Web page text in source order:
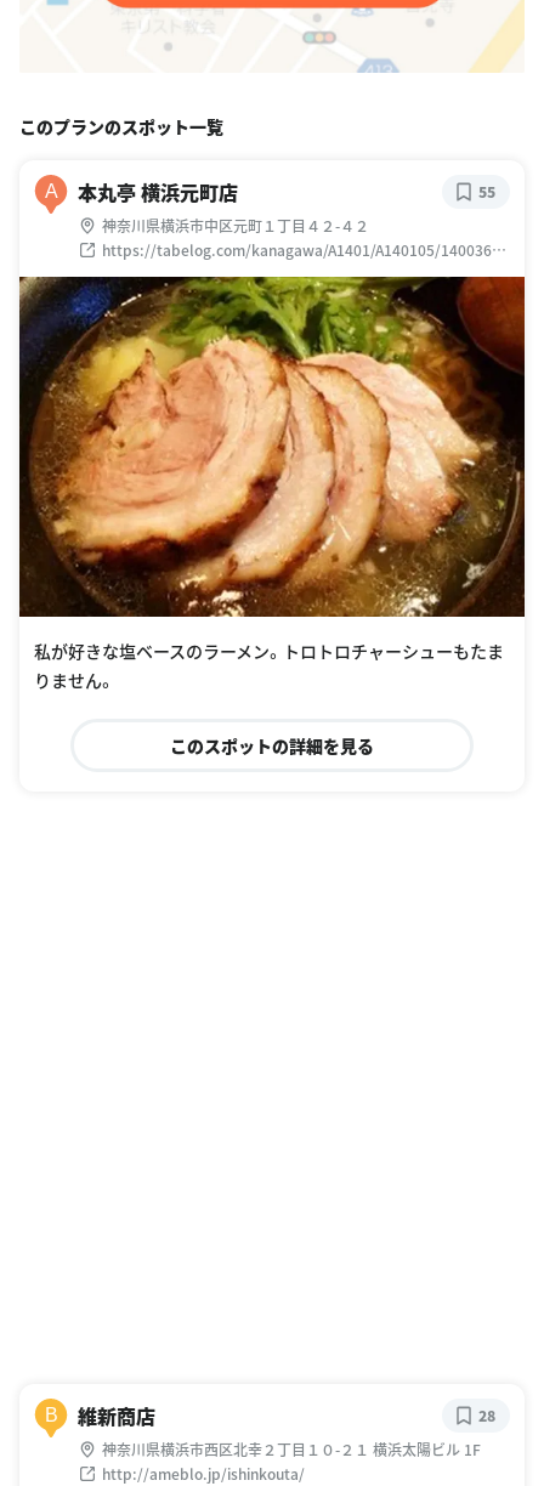
このプランのスポット一覧
A 本丸亭 横浜元町店
神奈川県横浜市中区元町１丁目４２-４２
https://tabelog.com/kanagawa/A1401/A140105/14003638
/
55
私が好きな塩ベースのラーメン。トロトロチャーシューもたま
りません。
このスポットの詳細を見る
B 維新商店
神奈川県横浜市西区北幸２丁目１０-２１ 横浜太陽ビル 1F
http://ameblo.jp/ishinkouta/
28